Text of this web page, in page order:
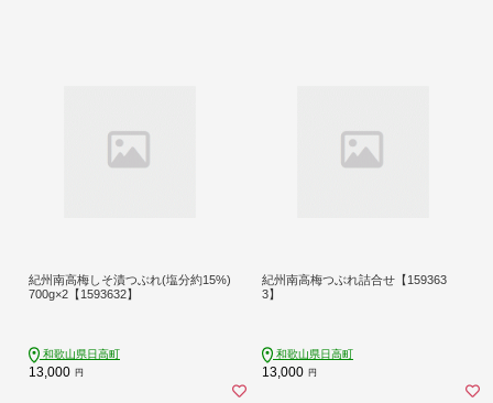
紀州南高梅しそ漬つぶれ(塩分約15%)
700g×2【1593632】
和歌山県日高町
13,000 円
紀州南高梅つぶれ詰合せ【159363
3】
和歌山県日高町
13,000 円